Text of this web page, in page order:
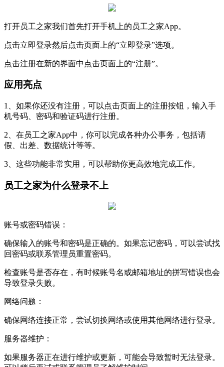
打开员工之家我们首先打开手机上的员工之家App。
点击立即登录然后点击页面上的“立即登录”选项。
点击注册在新的界面中点击页面上的“注册”。
应用亮点
1、如果你还没有注册，可以点击页面上的注册按钮，输入手
机号码、密码和验证码进行注册。
2、在员工之家App中，你可以完成各种办公事务，包括请
假、出差、数据统计等等。
3、这些功能非常实用，可以帮助你更高效地完成工作。
员工之家为什么登录不上
账号或密码错误：
确保输入的账号和密码是正确的。如果忘记密码，可以尝试找
回密码或联系管理员重置密码。
检查账号是否存在，有时候账号名或邮箱地址的拼写错误也会
导致登录失败。
网络问题：
确保网络连接正常，尝试切换网络或使用其他网络进行登录。
服务器维护：
如果服务器正在进行维护或更新，可能会导致暂时无法登录。